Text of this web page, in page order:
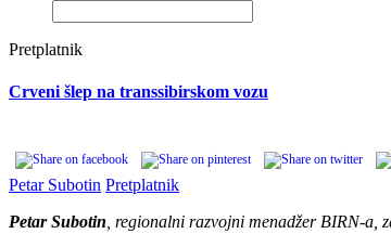
Pretplatnik
Crveni šlep na transsibirskom vozu
Petar Subotin Pretplatnik
Petar Subotin , regionalni razvojni menadžer BIRN-a,